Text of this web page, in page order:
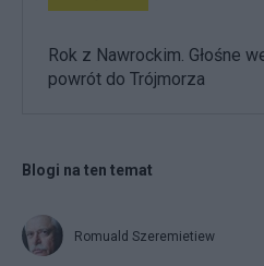
Rok z Nawrockim. Głośne
powrót do Trójmorza
Blogi na ten temat
Romuald Szeremietiew